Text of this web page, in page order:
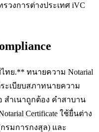
วงการต่างประเทศ iVC
ทย.** ทนายความ Notarial
ระเบียบสภาทนายความ
สำเนาถูกต้อง คำสาบาน
Certificate ใช้ยื่นต่าง
กรมการกงสุล) และ